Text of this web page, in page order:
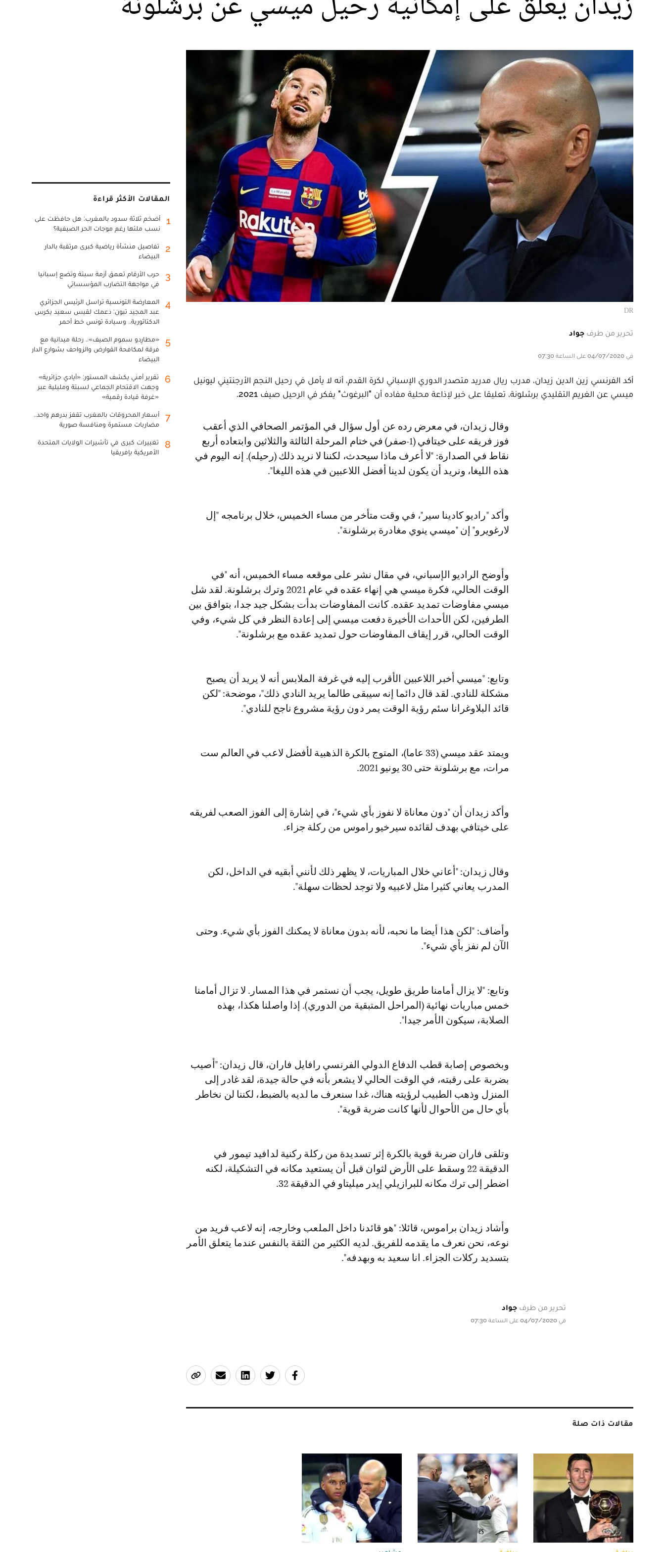
DR
تحرير من طرف جواد
في 04/07/2020 على الساعة 07:30
أكد الفرنسي زين الدين زيدان، مدرب ريال مدريد متصدر الدوري الإسباني لكرة القدم، أنه لا يأمل في رحيل النجم الأرجنتيني ليونيل
ميسي عن الغريم التقليدي برشلونة، تعليقا على خبر لإذاعة محلية مفاده أن "البرغوث" يفكر في الرحيل صيف 2021.
وقال زيدان، في معرض رده عن أول سؤال في المؤتمر الصحافي الذي أعقب
فوز فريقه على خيتافي (1-صفر) في ختام المرحلة الثالثة والثلاثين وابتعاده أربع
نقاط في الصدارة: "لا أعرف ماذا سيحدث، لكننا لا نريد ذلك (رحيله). إنه اليوم في
هذه الليغا، ونريد أن يكون لدينا أفضل اللاعبين في هذه الليغا".
وأكد "راديو كادينا سير"، في وقت متأخر من مساء الخميس، خلال برنامجه "إل
لارغويرو" إن "ميسي ينوي مغادرة برشلونة".
وأوضح الراديو الإسباني، في مقال نشر على موقعه مساء الخميس، أنه "في
الوقت الحالي، فكرة ميسي هي إنهاء عقده في عام 2021 وترك برشلونة. لقد شل
ميسي مفاوضات تمديد عقده. كانت المفاوضات بدأت بشكل جيد جدا، بتوافق بين
الطرفين، لكن الأحداث الأخيرة دفعت ميسي إلى إعادة النظر في كل شيء، وفي
الوقت الحالي، قرر إيقاف المفاوضات حول تمديد عقده مع برشلونة".
وتابع: "ميسي أخبر اللاعبين الأقرب إليه في غرفة الملابس أنه لا يريد أن يصبح
مشكلة للنادي. لقد قال دائما إنه سيبقى طالما يريد النادي ذلك"، موضحة: "لكن
قائد البلاوغرانا سئم رؤية الوقت يمر دون رؤية مشروع ناجح للنادي".
ويمتد عقد ميسي (33 عاما)، المتوج بالكرة الذهبية لأفضل لاعب في العالم ست
مرات، مع برشلونة حتى 30 يونيو 2021.
وأكد زيدان أن "دون معاناة لا نفوز بأي شيء"، في إشارة إلى الفوز الصعب لفريقه
على خيتافي بهدف لقائده سيرخيو راموس من ركلة جزاء.
وقال زيدان: "أعاني خلال المباريات، لا يظهر ذلك لأنني أبقيه في الداخل، لكن
المدرب يعاني كثيرا مثل لاعبيه ولا توجد لحظات سهلة".
وأضاف: "لكن هذا أيضا ما نحبه، لأنه بدون معاناة لا يمكنك الفوز بأي شيء. وحتى
الآن لم نفز بأي شيء".
وتابع: "لا يزال أمامنا طريق طويل، يجب أن نستمر في هذا المسار. لا تزال أمامنا
خمس مباريات نهائية (المراحل المتبقية من الدوري). إذا واصلنا هكذا، بهذه
الصلابة، سيكون الأمر جيدا".
وبخصوص إصابة قطب الدفاع الدولي الفرنسي رافايل فاران، قال زيدان: "أصيب
بضربة على رقبته، في الوقت الحالي لا يشعر بأنه في حالة جيدة، لقد غادر إلى
المنزل وذهب الطبيب لرؤيته هناك، غدا سنعرف ما لديه بالضبط، لكننا لن نخاطر
بأي حال من الأحوال لأنها كانت ضربة قوية".
وتلقى فاران ضربة قوية بالكرة إثر تسديدة من ركلة ركنية لدافيد تيمور في
الدقيقة 22 وسقط على الأرض لثوان قبل أن يستعيد مكانه في التشكيلة، لكنه
اضطر إلى ترك مكانه للبرازيلي إيدر ميليتاو في الدقيقة 32.
وأشاد زيدان براموس، قائلا: "هو قائدنا داخل الملعب وخارجه، إنه لاعب فريد من
نوعه، نحن نعرف ما يقدمه للفريق. لديه الكثير من الثقة بالنفس عندما يتعلق الأمر
بتسديد ركلات الجزاء. انا سعيد به وبهدفه".
تحرير من طرف جواد
في 04/07/2020 على الساعة 07:30
مقالات ذات صلة
المقالات الأكثر قراءة
1
أضخم ثلاثة سدود بالمغرب: هل حافظت على
نسب ملئها رغم موجات الحر الصيفية؟
2
تفاصيل منشأة رياضية كبرى مرتقبة بالدار
البيضاء
3
حرب الأرقام تعمق أزمة سبتة وتضع إسبانيا
في مواجهة التضارب المؤسساتي
4
المعارضة التونسية تراسل الرئيس الجزائري
عبد المجيد تبون: دعمك لقيس سعيد يكرس
الدكتاتورية.. وسيادة تونس خط أحمر
5
«مطارِدو سموم الصيف».. رحلة ميدانية مع
فرقة لمكافحة القوارض والزواحف بشوارع الدار
البيضاء
6
تقرير أمني يكشف المستور: «أيادي جزائرية»
وجهت الاقتحام الجماعي لسبتة ومليلية عبر
«غرفة قيادة رقمية»
7
أسعار المحروقات بالمغرب تقفز بدرهم واحد..
مضاربات مستمرة ومنافسة صورية
8
تغييرات كبرى في تأشيرات الولايات المتحدة
الأمريكية بإفريقيا